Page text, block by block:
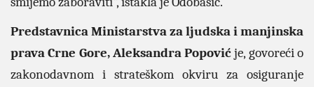
Predstavnica Ministarstva za ljudska i manjinska
prava Crne Gore, Aleksandra Popovićje, govoreći o
zakonodavnom i strateškom okviru za osiguranje